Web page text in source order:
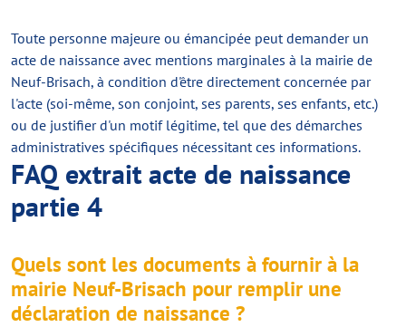
Toute personne majeure ou émancipée peut demander un
acte de naissance avec mentions marginales à la mairie de
Neuf-Brisach, à condition d'être directement concernée par
l'acte (soi-même, son conjoint, ses parents, ses enfants, etc.)
ou de justifier d'un motif légitime, tel que des démarches
administratives spécifiques nécessitant ces informations.
FAQ extrait acte de naissance
partie 4
Quels sont les documents à fournir à la
mairie Neuf-Brisach pour remplir une
déclaration de naissance ?